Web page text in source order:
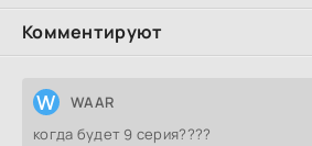
Комментируют
W WAAR
когда будет 9 серия????